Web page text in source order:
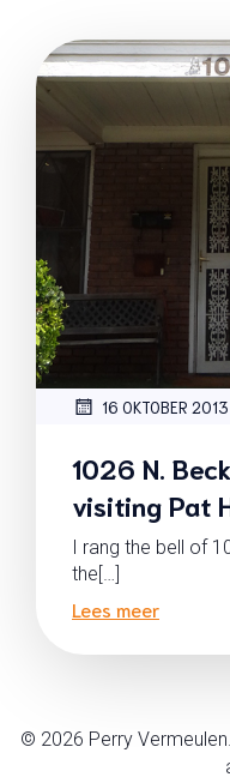
16 OKTOBER 2013
1026 N.
visiting Pat
I rang the bell of
the[…]
Lees meer
© 2026 Perry